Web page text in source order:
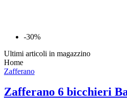
-30%
Ultimi articoli in magazzino
Home
Zafferano
Zafferano 6 bicchieri